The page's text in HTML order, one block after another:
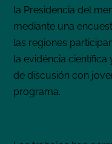
la Presidencia del
mediante una
las regiones
la evidéncia
de discusión con
programa.